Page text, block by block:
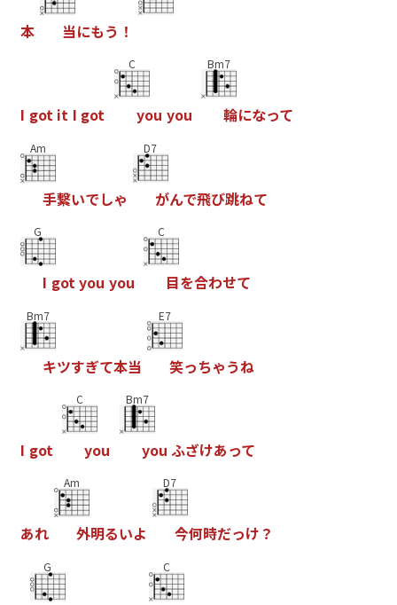
本 当にもう ！
I got it I got
C
you you
Bm7
輪になって
Am
手繋いでしゃ
D7
がんで飛び跳ねて
G
I gotyou you
C
目を合わせて
Bm7
キツすぎて本当
E7
笑っちゃうね
I got
C
you
Bm7
you ふざけあって
あれ
Am
外明るいよ
D7
今何時だっけ ？
G C